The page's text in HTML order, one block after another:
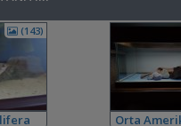
Pondlarıternapi,15:33
Vatoz Akvaryumu (200
Sf 550f Filtre İçine Kaçabilir Mi
(143)
Orta